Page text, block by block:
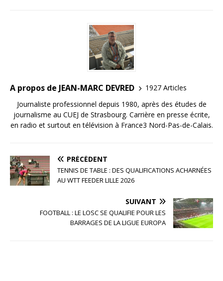
A propos de JEAN-MARC DEVRED
1927 Articles
Journaliste professionnel depuis 1980, après des études de
journalisme au CUEJ de Strasbourg. Carrière en presse écrite,
en radio et surtout en télévision à France3 Nord-Pas-de-Calais.
PRÉCÉDENT
TENNIS DE TABLE : DES QUALIFICATIONS ACHARNÉES
AU WTT FEEDER LILLE 2026
SUIVANT
FOOTBALL : LE LOSC SE QUALIFIE POUR LES
BARRAGES DE LA LIGUE EUROPA